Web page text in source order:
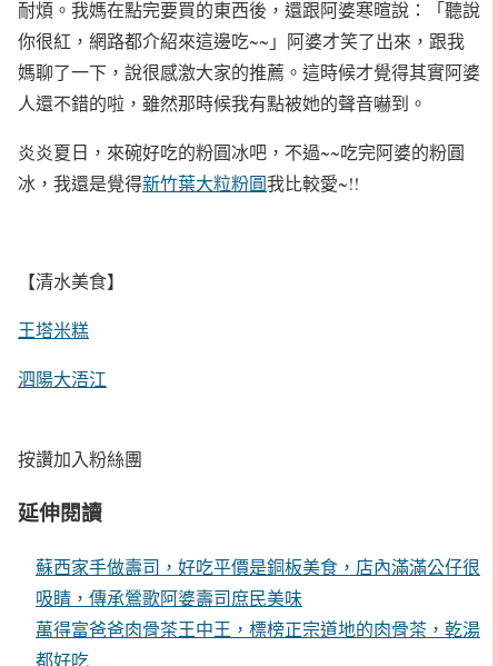
耐煩。我媽在點完要買的東西後，還跟阿婆寒暄說：「聽說
你很紅，網路都介紹來這邊吃~~」阿婆才笑了出來，跟我
媽聊了一下，說很感激大家的推薦。這時候才覺得其實阿婆
人還不錯的啦，雖然那時候我有點被她的聲音嚇到。
炎炎夏日，來碗好吃的粉圓冰吧，不過~~吃完阿婆的粉圓
冰，我還是覺得新竹葉大粒粉圓我比較愛~!!
【清水美食】
王塔米糕
泗陽大浯江
按讚加入粉絲團
延伸閱讀
蘇西家手做壽司，好吃平價是銅板美食，店內滿滿公仔很
吸睛，傳承鶯歌阿婆壽司庶民美味
萬得富爸爸肉骨茶王中王，標榜正宗道地的肉骨茶，乾湯
都好吃